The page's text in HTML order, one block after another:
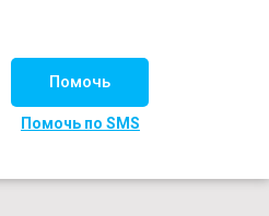
Помочь
Помочь по SMS